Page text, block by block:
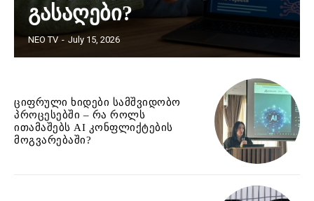
გასაღები?
NEO TV - July 15, 2026
ციფრული ხიდები სამშვიდობო
პროცესებში – რა როლს
ითამაშებს AI კონფლიქტების
მოგვარებაში?